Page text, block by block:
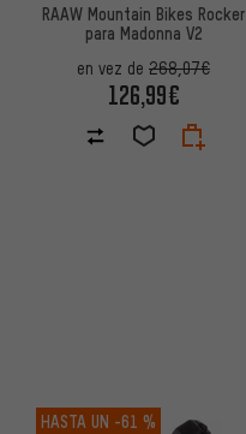
RAAW Mountain Bikes Rocker
para Madonna V2
en vez de 268,07€
126,99€
HASTA UN -61 %